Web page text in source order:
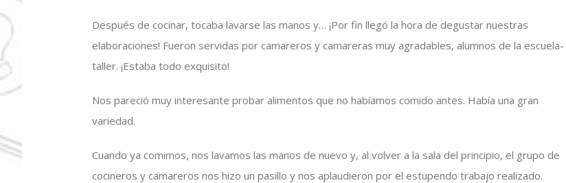
Después de cocinar, tocaba lavarse las manos y… ¡Por fin llegó la hora de degustar nuestras
elaboraciones! Fueron servidas por camareros y camareras muy agradables, alumnos de la escuela-
taller. ¡Estaba todo exquisito!
Nos pareció muy interesante probar alimentos que no habíamos comido antes. Había una gran
variedad.
Cuando ya comimos, nos lavamos las manos de nuevo y, al volver a la sala del principio, el grupo de
cocineros y camareros nos hizo un pasillo y nos aplaudieron por el estupendo trabajo realizado.